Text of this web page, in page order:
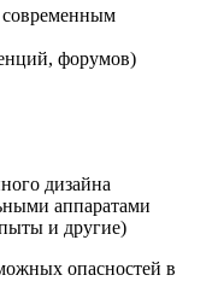
современным
форумов)
дизайна
аппаратами
и другие)
опасностей в